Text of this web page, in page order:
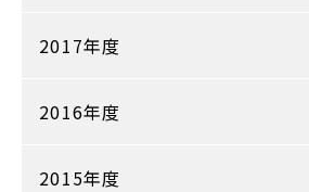
2017年度
2016年度
2015年度